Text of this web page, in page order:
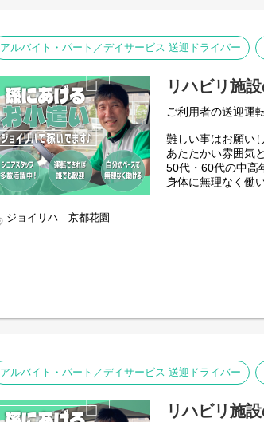
アルバイト・パート／デイサービス 送迎ドライバー
リハビリ施
ご利用者の送迎運
難しい事はお願い
あたたかい雰囲気
50代・60代の中高
身体に無理なく働
ジョイリハ 京都花園
アルバイト・パート／デイサービス 送迎ドライバー
リハビリ施